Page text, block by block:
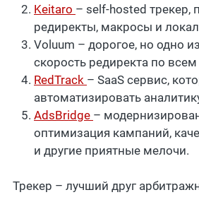
Keitaro – self-hosted трекер,
редиректы, макросы и
Voluum – дорогое, но одно
скорость редиректа по
RedTrack – SaaS сервис,
автоматизировать
AdsBridge –
оптимизация кампаний,
и другие приятные мелочи.
Трекер – лучший друг